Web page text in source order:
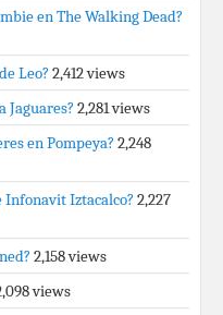
en The Walking Dead?
Leo? 2,412 views
Jaguares? 2,281 views
en Pompeya? 2,248
Infonavit Iztacalco? 2,227
2,158 views
views